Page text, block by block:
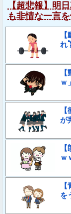
【超悲報】明
も非情な一言
れ
ｗ」
が
ｗ
を